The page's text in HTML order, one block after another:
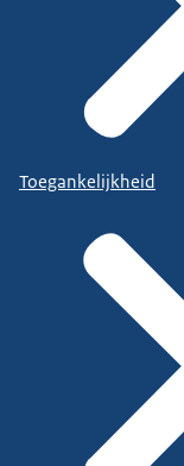
Toegankelijkheid